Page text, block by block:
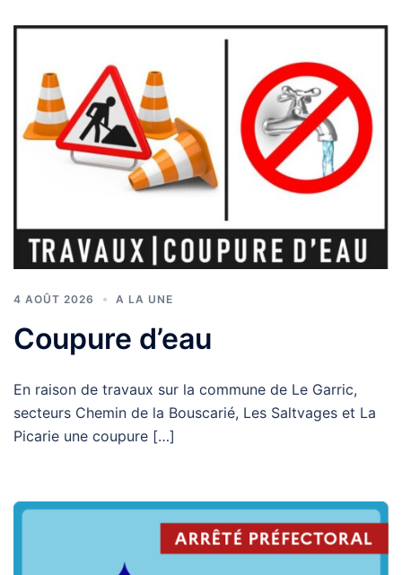
4 AOÛT 2026 A LA UNE
Coupure d’eau
En raison de travaux sur la commune de Le Garric,
secteurs Chemin de la Bouscarié, Les Saltvages et La
Picarie une coupure […]